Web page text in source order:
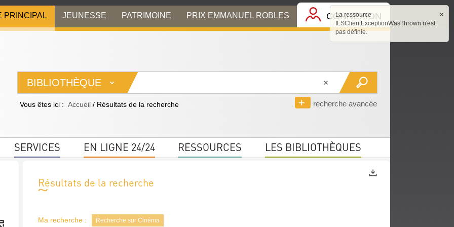
PRINCIPAL JEUNESSE PATRIMOINE PRIX EMMANUEL ROBLES CONNEXION
BIBLIOTHÈQUE
recherche avancée
Vous êtes ici : Accueil / Résultats de la recherche
SERVICES EN LIGNE 24/24 RESSOURCES LES BIBLIOTHÈQUES
Résultats de la recherche
Ma recherche : Recherche sur Cinéma
×
La ressource
ILSClientExceptionWasThrown n'est
pas définie.